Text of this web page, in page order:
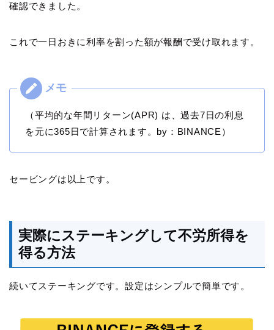
確認できました。
これで一日おきに利率を割った額が報酬で受け取れます。
（平均的な年間リターン(APR) は、過去7日の利息
を元に365日で計算されます。by：BINANCE）
セービングは以上です。
実際にステーキングして不労所得を
得る方法
続いてステーキングです。設定はシンプルで簡単です。